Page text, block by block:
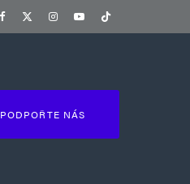
PODPOŘTE NÁS